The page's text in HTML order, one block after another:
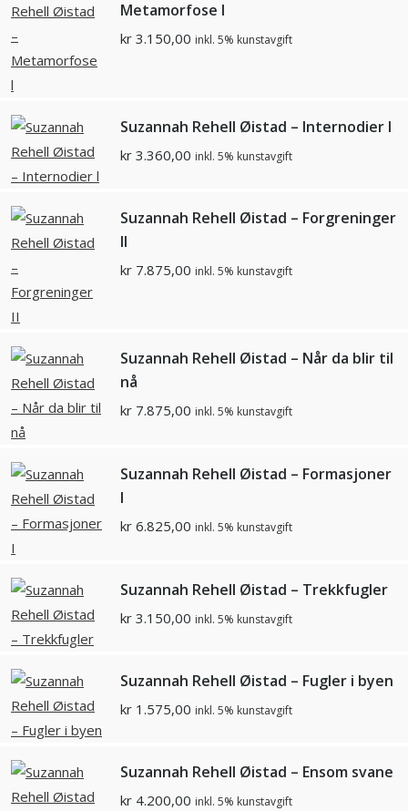
Metamorfose l
kr 3.150,00 inkl. 5% kunstavgift
Suzannah Rehell Øistad – Internodier l
kr 3.360,00 inkl. 5% kunstavgift
Suzannah Rehell Øistad – Forgreninger
II
kr 7.875,00 inkl. 5% kunstavgift
Suzannah Rehell Øistad – Når da blir til
nå
kr 7.875,00 inkl. 5% kunstavgift
Suzannah Rehell Øistad – Formasjoner
I
kr 6.825,00 inkl. 5% kunstavgift
Suzannah Rehell Øistad – Trekkfugler
kr 3.150,00 inkl. 5% kunstavgift
Suzannah Rehell Øistad – Fugler i byen
kr 1.575,00 inkl. 5% kunstavgift
Suzannah Rehell Øistad – Ensom svane
kr 4.200,00 inkl. 5% kunstavgift